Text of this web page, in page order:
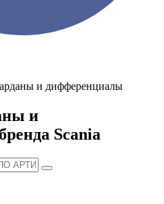
и дифференциалы
и
Scania